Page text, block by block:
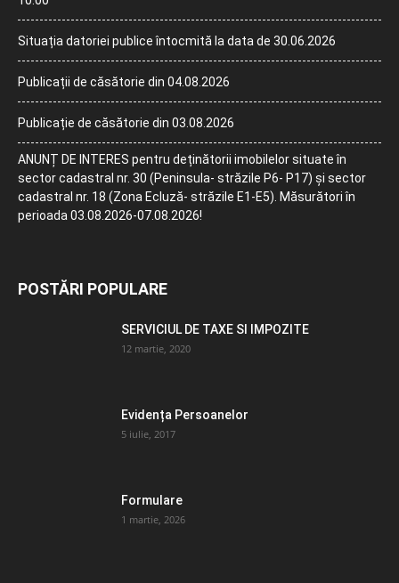
Situația datoriei publice întocmită la data de 30.06.2026
Publicații de căsătorie din 04.08.2026
Publicație de căsătorie din 03.08.2026
ANUNȚ DE INTERES pentru deținătorii imobilelor situate în
sector cadastral nr. 30 (Peninsula- străzile P6- P17) și sector
cadastral nr. 18 (Zona Ecluză- străzile E1-E5). Măsurători în
perioada 03.08.2026-07.08.2026!
POSTĂRI POPULARE
SERVICIUL DE TAXE SI IMPOZITE
12 martie, 2020
Evidența Persoanelor
5 iulie, 2017
Formulare
1 martie, 2026